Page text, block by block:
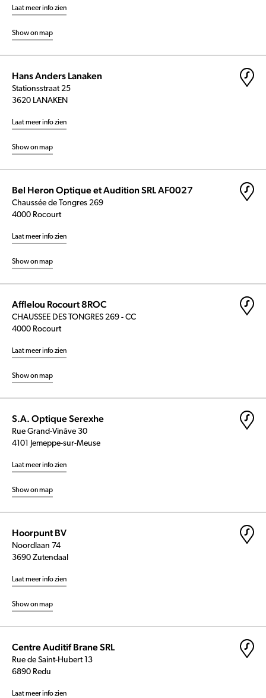
Laat meer info zien
Show on map
Hans Anders Lanaken
Stationsstraat 25
3620 LANAKEN
Laat meer info zien
Show on map
Bel Heron Optique et Audition SRL AF0027
Chaussée de Tongres 269
4000 Rocourt
Laat meer info zien
Show on map
Afflelou Rocourt 8ROC
CHAUSSEE DES TONGRES 269 - CC
4000 Rocourt
Laat meer info zien
Show on map
S.A. Optique Serexhe
Rue Grand-Vinâve 30
4101 Jemeppe-sur-Meuse
Laat meer info zien
Show on map
Hoorpunt BV
Noordlaan 74
3690 Zutendaal
Laat meer info zien
Show on map
Centre Auditif Brane SRL
Rue de Saint-Hubert 13
6890 Redu
Laat meer info zien